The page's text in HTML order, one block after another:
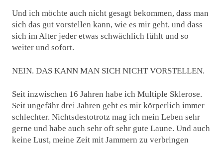
Und ich möchte auch nicht gesagt bekommen, dass man
sich das gut vorstellen kann, wie es mir geht, und dass
sich im Alter jeder etwas schwächlich fühlt und so
weiter und sofort.
NEIN. DAS KANN MAN SICH NICHT VORSTELLEN.
Seit inzwischen 16 Jahren habe ich Multiple Sklerose.
Seit ungefähr drei Jahren geht es mir körperlich immer
schlechter. Nichtsdestotrotz mag ich mein Leben sehr
gerne und habe auch sehr oft sehr gute Laune. Und auch
keine Lust, meine Zeit mit Jammern zu verbringen